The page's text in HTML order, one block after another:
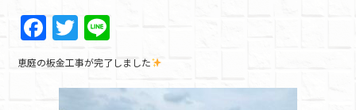
F
a
c
T
w
itt
n
e
恵庭の板金工事が完了しました